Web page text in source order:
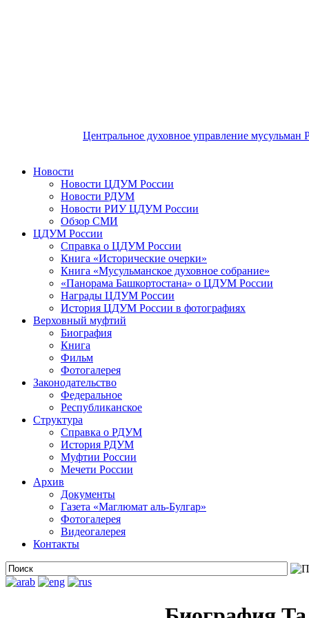
Центральное духовное управление мусульман
Новости
Новости ЦДУМ России
Новости РДУМ
Новости РИУ ЦДУМ России
Обзор СМИ
ЦДУМ России
Справка о ЦДУМ России
Книга «Исторические очерки»
Книга «Мусульманское духовное собрание»
«Панорама Башкортостана» о ЦДУМ России
Награды ЦДУМ России
История ЦДУМ России в фотографиях
Верховный муфтий
Биография
Книга
Фильм
Фотогалерея
Законодательство
Федеральное
Республиканское
Структура
Справка о РДУМ
История РДУМ
Муфтии России
Мечети России
Архив
Документы
Газета «Маглюмат аль-Булгар»
Фотогалерея
Видеогалерея
Контакты